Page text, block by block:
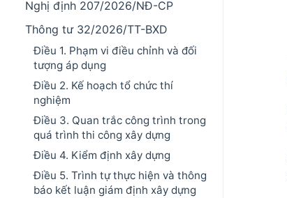
Nghị định 207/2026/NĐ-CP
Thông tư 32/2026/TT-BXD
Điều 1. Phạm vi điều chỉnh và đối
tượng áp dụng
Điều 2. Kế hoạch tổ chức thí
nghiệm
Điều 3. Quan trắc công trình trong
quá trình thi công xây dựng
Điều 4. Kiểm định xây dựng
Điều 5. Trình tự thực hiện và thông
báo kết luận giám định xây dựng